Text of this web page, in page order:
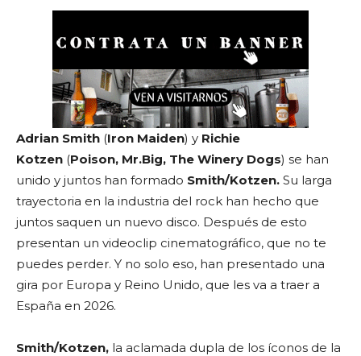
Adrian Smith (Iron Maiden) y Richie
Kotzen (Poison, Mr.Big, The Winery Dogs) se han
unido y juntos han formado Smith/Kotzen. Su larga
trayectoria en la industria del rock han hecho que
juntos saquen un nuevo disco. Después de esto
presentan un videoclip cinematográfico, que no te
puedes perder. Y no solo eso, han presentado una
gira por Europa y Reino Unido, que les va a traer a
España en 2026.
Smith/Kotzen, la aclamada dupla de los íconos de la